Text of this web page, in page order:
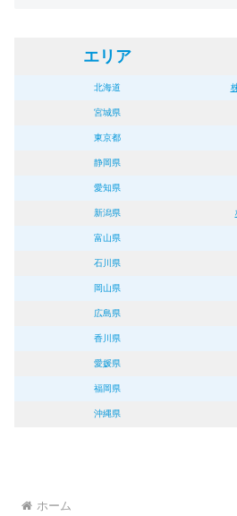
エリア
北海道
宮城県
東京都
静岡県
愛知県
新潟県
富山県
石川県
岡山県
広島県
香川県
愛媛県
福岡県
沖縄県
ホーム